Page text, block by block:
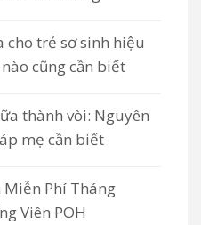
cho trẻ sơ sinh hiệu
cũng cần biết
thành vòi: Nguyên
mẹ cần biết
Miễn Phí Tháng
Viên POH